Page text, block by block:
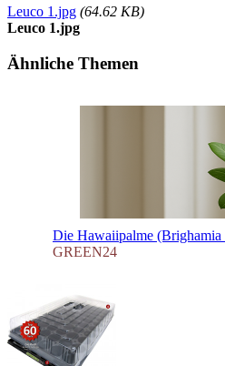
Leuco 1.jpg (64.62 KB)
Leuco 1.jpg
Ähnliche Themen
GREEN24